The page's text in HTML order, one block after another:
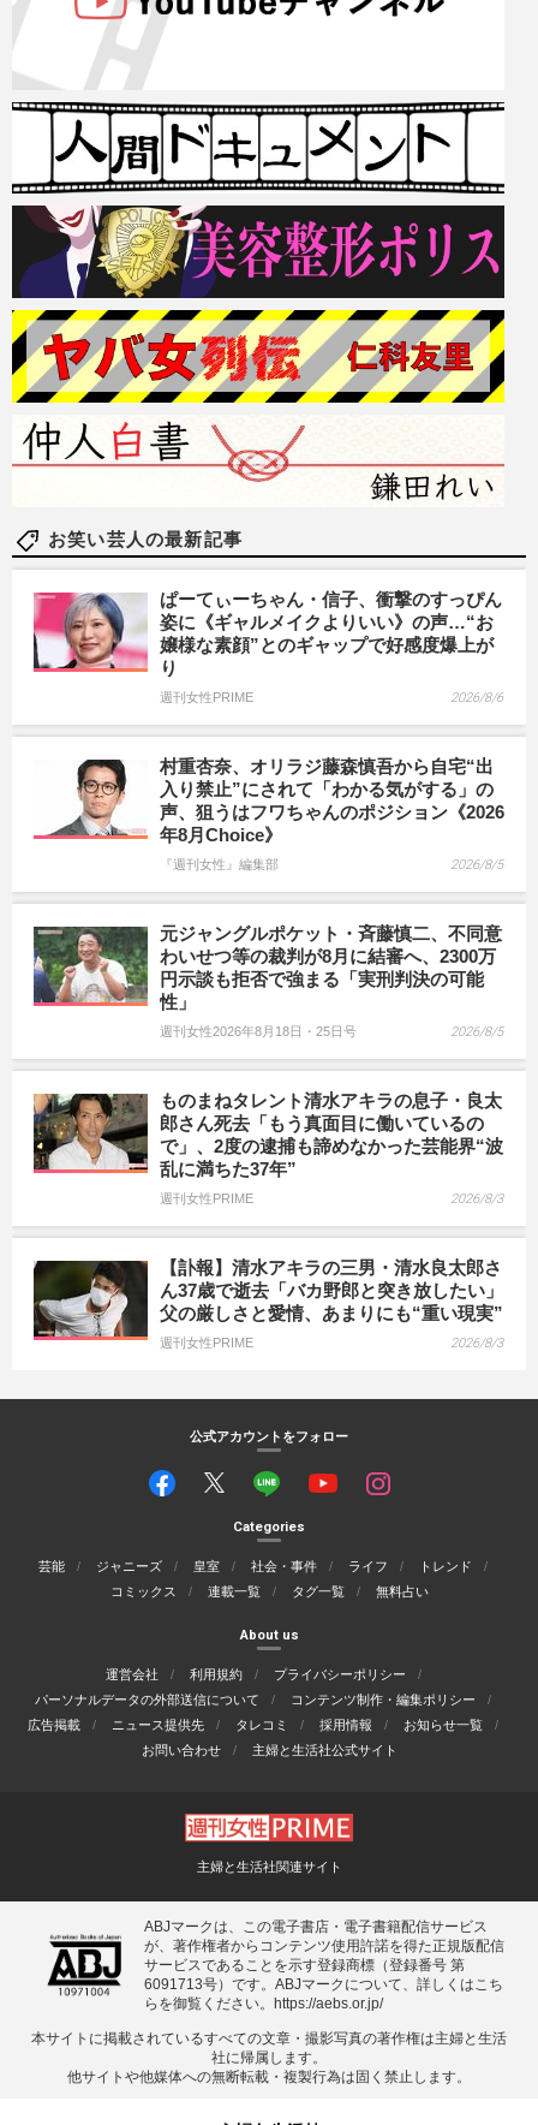
お笑い芸人の最新記事
ぱーてぃーちゃん・信子、衝撃のすっぴん
姿に《ギャルメイクよりいい》の声…“お
嬢様な素顔”とのギャップで好感度爆上が
り
週刊女性PRIME 2026/8/6
村重杏奈、オリラジ藤森慎吾から自宅“出
入り禁止”にされて「わかる気がする」の
声、狙うはフワちゃんのポジション《2026
年8月Choice》
『週刊女性』編集部 2026/8/5
元ジャングルポケット・斉藤慎二、不同意
わいせつ等の裁判が8月に結審へ、2300万
円示談も拒否で強まる「実刑判決の可能
性」
週刊女性2026年8月18日・25日号 2026/8/5
ものまねタレント清水アキラの息子・良太
郎さん死去「もう真面目に働いているの
で」、2度の逮捕も諦めなかった芸能界“波
乱に満ちた37年”
週刊女性PRIME 2026/8/3
【訃報】清水アキラの三男・清水良太郎さ
ん37歳で逝去「バカ野郎と突き放したい」
父の厳しさと愛情、あまりにも“重い現実”
週刊女性PRIME 2026/8/3
公式アカウントをフォロー
Categories
芸能 ジャニーズ 皇室 社会・事件 ライフ
トレンド
コミックス
連載一覧 タグ一覧 無料占い
About us
運営会社 利用規約
プライバシーポリシー
パーソナルデータの外部送信について
コンテンツ制作・編集ポリシー
広告掲載
ニュース提供先 タレコミ 採用情報
お知らせ一覧
お問い合わせ
主婦と生活社公式サイト
主婦と生活社関連サイト
ABJマークは、この電子書店・電子書籍配信サービス
が、著作権者からコンテンツ使用許諾を得た正規版配信
サービスであることを示す登録商標（登録番号 第
6091713号）です。ABJマークについて、詳しくはこち
らを御覧ください。
https://aebs.or.jp/
本サイトに掲載されているすべての⽂章・撮影写真の著作権は主婦と⽣活
社に帰属します。
他サイトや他媒体への無断転載・複製⾏為は固く禁⽌します。